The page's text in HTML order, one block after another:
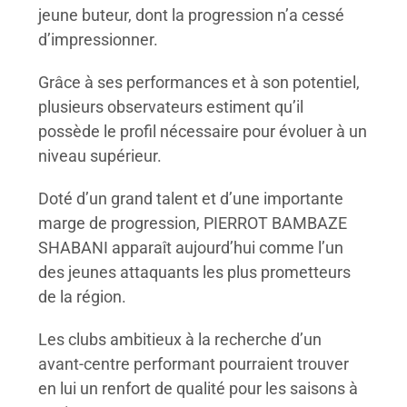
jeune buteur, dont la progression n’a cessé
d’impressionner.
Grâce à ses performances et à son potentiel,
plusieurs observateurs estiment qu’il
possède le profil nécessaire pour évoluer à un
niveau supérieur.
Doté d’un grand talent et d’une importante
marge de progression, PIERROT BAMBAZE
SHABANI apparaît aujourd’hui comme l’un
des jeunes attaquants les plus prometteurs
de la région.
Les clubs ambitieux à la recherche d’un
avant-centre performant pourraient trouver
en lui un renfort de qualité pour les saisons à